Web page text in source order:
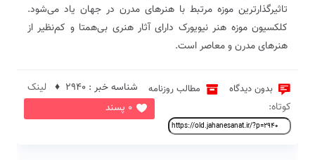
تاثیرگذارترین موزه مرتبط با هنرهای مدرن در جهان یاد می‌شود.
کلکسیون موزه هنر نیویورک دارای آثار هنری بی‌همتا و کم‌نظیر از
هنرهای مدرن و معاصر است.
بدون دیدگاه مطالب روزنامه
0 پسند
شناسه خبر : 2940 ♦
لینک
کوتاه: